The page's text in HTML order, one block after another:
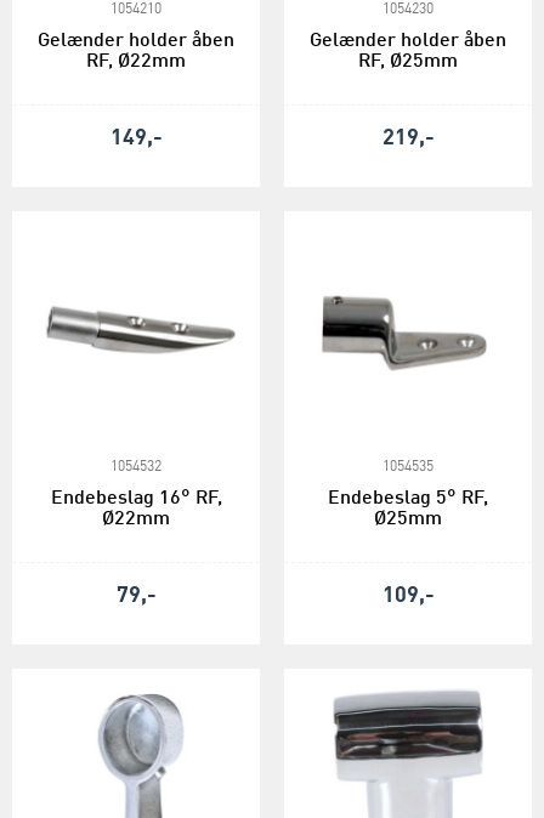
1054210
Gelænder holder åben
RF, Ø22mm
149,-
1054230
Gelænder holder åben
RF, Ø25mm
219,-
1054532
Endebeslag 16° RF,
Ø22mm
79,-
1054535
Endebeslag 5° RF,
Ø25mm
109,-